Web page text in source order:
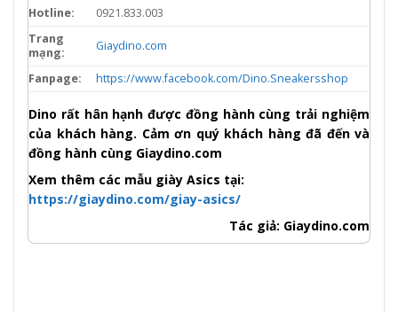
Hotline:
0921.833.003
Trang
mạng:
Giaydino.com
Fanpage: https://www.facebook.com/Dino.Sneakersshop
Dino rất hân hạnh được đồng hành cùng trải nghiệm
của khách hàng. Cảm ơn quý khách hàng đã đến và
đồng hành cùng Giaydino.com
Xem thêm các mẫu giày Asics tại:
https://giaydino.com/giay-asics/
Tác giả: Giaydino.com